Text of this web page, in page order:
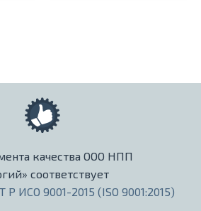
качества ООО НПП
соответствует
Р ИСО 9001-2015 (ISO 9001:2015)